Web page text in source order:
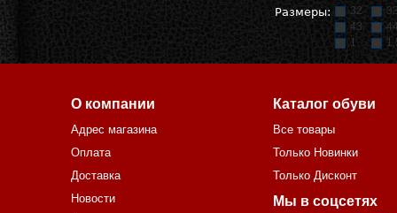
Размеры: 32
43
1
О компании
Адрес магазина
Оплата
Доставка
Новости
Каталог обуви
Все товары
Только Новинки
Только Дисконт
Мы в соцсетях